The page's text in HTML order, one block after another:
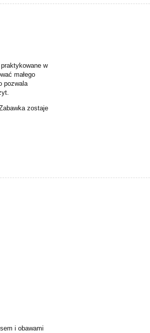
w
małego
pozwala
zostaje
i obawami